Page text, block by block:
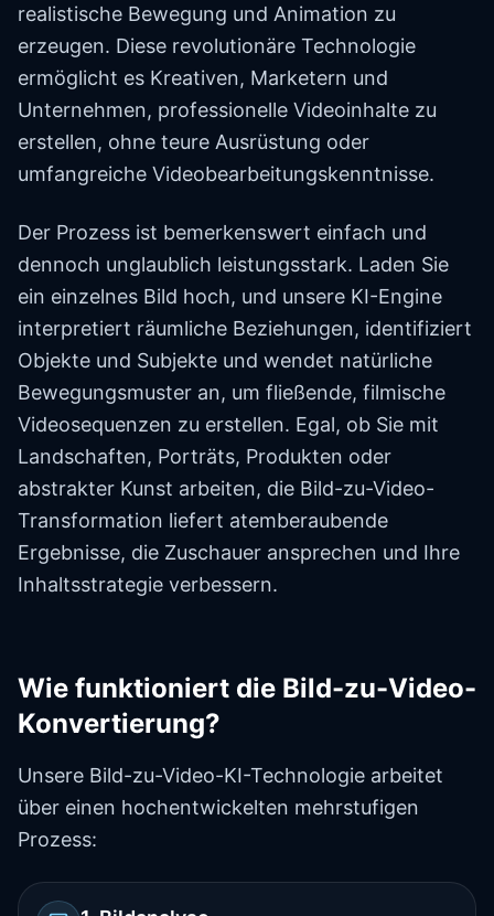
realistische Bewegung und Animation zu
erzeugen. Diese revolutionäre Technologie
ermöglicht es Kreativen, Marketern und
Unternehmen, professionelle Videoinhalte zu
erstellen, ohne teure Ausrüstung oder
umfangreiche Videobearbeitungskenntnisse.
Der Prozess ist bemerkenswert einfach und
dennoch unglaublich leistungsstark. Laden Sie
ein einzelnes Bild hoch, und unsere KI-Engine
interpretiert räumliche Beziehungen, identifiziert
Objekte und Subjekte und wendet natürliche
Bewegungsmuster an, um fließende, filmische
Videosequenzen zu erstellen. Egal, ob Sie mit
Landschaften, Porträts, Produkten oder
abstrakter Kunst arbeiten, die Bild-zu-Video-
Transformation liefert atemberaubende
Ergebnisse, die Zuschauer ansprechen und Ihre
Inhaltsstrategie verbessern.
Wie funktioniert die Bild-zu-Video-
Konvertierung?
Unsere Bild-zu-Video-KI-Technologie arbeitet
über einen hochentwickelten mehrstufigen
Prozess: